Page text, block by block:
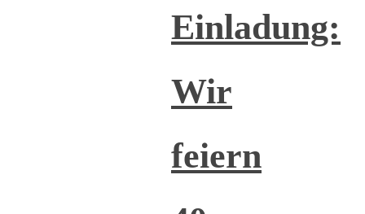
Einladung:
Wir
feiern